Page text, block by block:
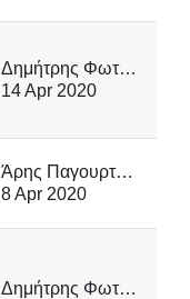
Δημήτρης Φωτάκης
14 Apr 2020
Άρης Παγουρτζής
8 Apr 2020
Δημήτρης Φωτάκης